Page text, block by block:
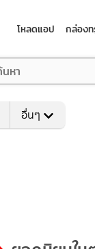
โหลดแอป กล่อง
อื่นๆ